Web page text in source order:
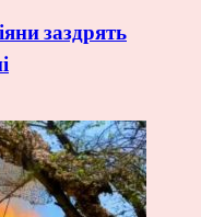
заздрять